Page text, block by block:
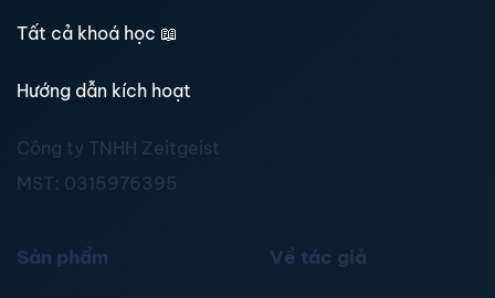
Tất cả khoá học 📖
Hướng dẫn kích hoạt
Công ty TNHH Zeitgeist
MST: 0315976395
Sản phẩm Về tác giả